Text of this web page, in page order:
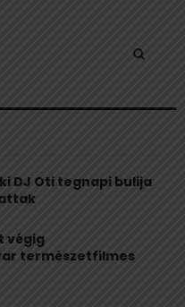
DJ Oti tegnapi bulija
végig
természetfilmes